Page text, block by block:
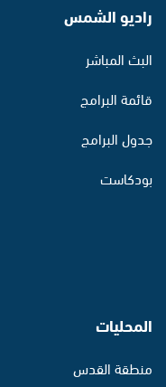
راديو الشمس
البث المباشر
قائمة البرامج
جدول البرامج
بودكاست
المحليات
منطقة القدس